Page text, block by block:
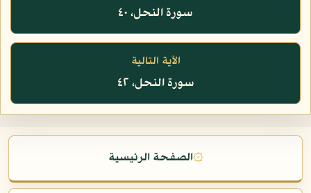
سورة النحل، ٤٠
الآية التالية
سورة النحل، ٤٢
۞الصفحة الرئيسية